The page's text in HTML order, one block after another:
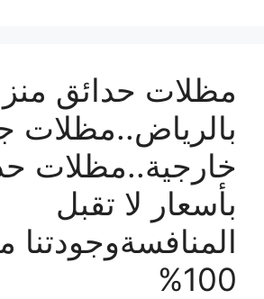
مظلات حدائق
بالرياض..مظلات
خارجية..مظلات
بأسعار لا تقبل
المنافسةوجودتنا
100%